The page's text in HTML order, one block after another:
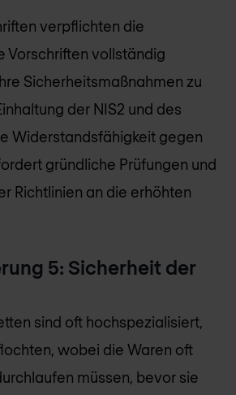
verpflichten die
Vorschriften vollständig
Sicherheitsmaßnahmen zu
der NIS2 und des
Widerstandsfähigkeit gegen
gründliche Prüfungen und
Richtlinien an die erhöhten
5: Sicherheit der
sind oft hochspezialisiert,
wobei die Waren oft
müssen, bevor sie